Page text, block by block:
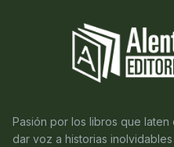
Pasión por los libros que laten
dar voz a historias